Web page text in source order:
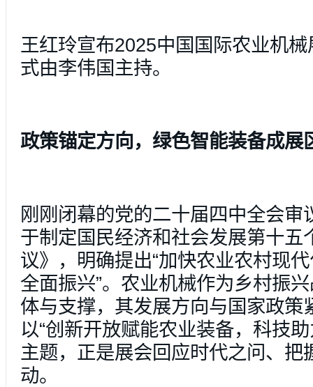
王红玲宣布2025中国国际农业机
式由李伟国主持。
政策锚定方向，绿色智能装备成展
刚刚闭幕的党的二十届四中全会审
于制定国民经济和社会发展第十五
议》，明确提出“加快农业农村现
全面振兴”。农业机械作为乡村振
体与支撑，其发展方向与国家政策
以“创新开放赋能农业装备，科技
主题，正是展会回应时代之问、把
动。